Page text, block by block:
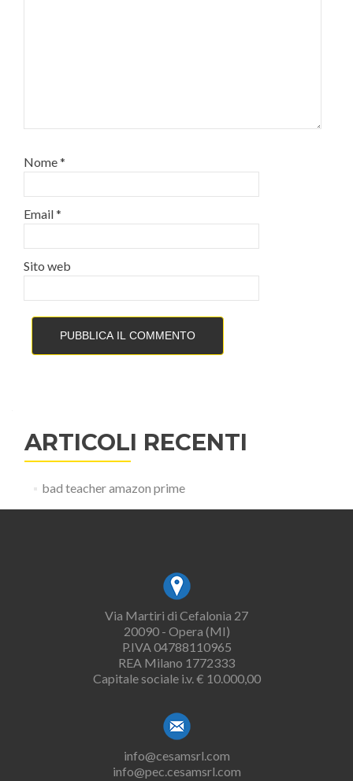
Nome*
Email*
Sito web
ARTICOLI RECENTI
bad teacher amazon prime
Via Martiri di Cefalonia 27
20090 - Opera (MI)
P.IVA 04788110965
REA Milano 1772333
Capitale sociale i.v. € 10.000,00
info@cesamsrl.com
info@pec.cesamsrl.com